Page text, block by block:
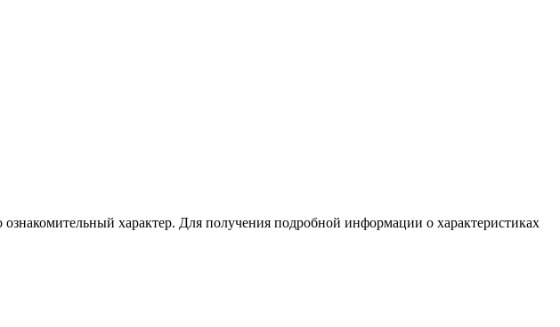
характер. Для получения подробной информации о характеристиках